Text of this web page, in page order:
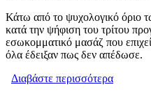
Κάτω από το ψυχολογικό όριο
κατά την ψήφιση του τρίτου
εσωκομματικό μασάζ που
όλα έδειξαν πως δεν απέδωσε.
Διαβάστε περισσότερα